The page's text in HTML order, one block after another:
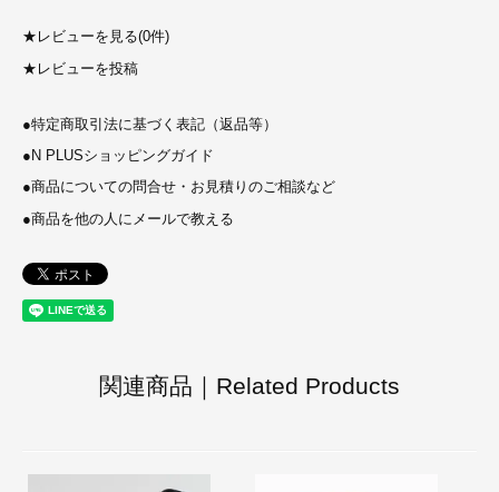
★ レビューを見る(0件)
★ レビューを投稿
●特定商取引法に基づく表記（返品等）
● N PLUSショッピングガイド
●商品についての問合せ・お見積りのご相談など
●商品を他の人にメールで教える
関連商品｜Related Products